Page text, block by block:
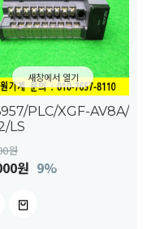
새창에서 열기
PLC/XGF-AV8A/
LS
원
원 9%